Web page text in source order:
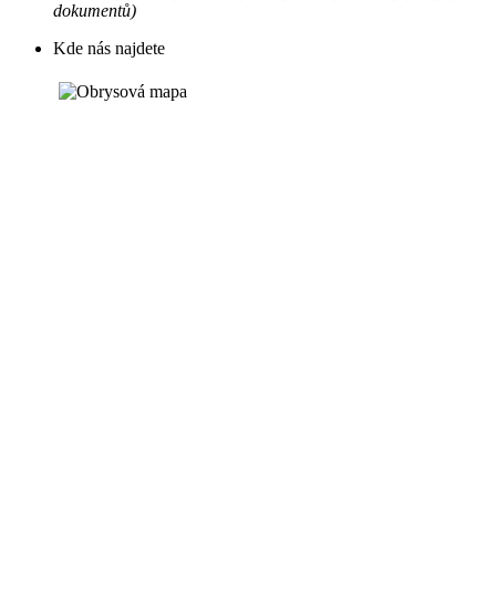
dokumentů)
Kde nás najdete